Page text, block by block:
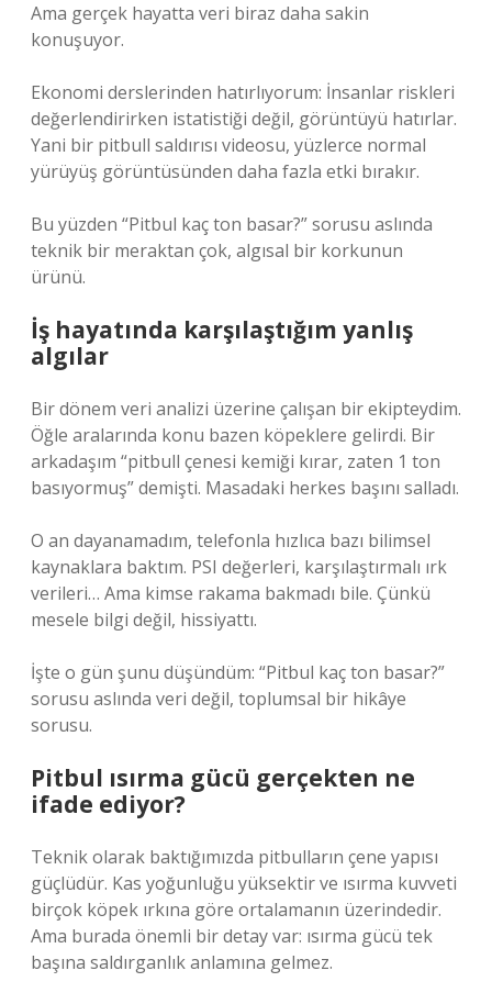
Ama gerçek hayatta veri biraz daha sakin
konuşuyor.
Ekonomi derslerinden hatırlıyorum: İnsanlar riskleri
değerlendirirken istatistiği değil, görüntüyü hatırlar.
Yani bir pitbull saldırısı videosu, yüzlerce normal
yürüyüş görüntüsünden daha fazla etki bırakır.
Bu yüzden “Pitbul kaç ton basar?” sorusu aslında
teknik bir meraktan çok, algısal bir korkunun
ürünü.
İş hayatında karşılaştığım yanlış
algılar
Bir dönem veri analizi üzerine çalışan bir ekipteydim.
Öğle aralarında konu bazen köpeklere gelirdi. Bir
arkadaşım “pitbull çenesi kemiği kırar, zaten 1 ton
basıyormuş” demişti. Masadaki herkes başını salladı.
O an dayanamadım, telefonla hızlıca bazı bilimsel
kaynaklara baktım. PSI değerleri, karşılaştırmalı ırk
verileri… Ama kimse rakama bakmadı bile. Çünkü
mesele bilgi değil, hissiyattı.
İşte o gün şunu düşündüm: “Pitbul kaç ton basar?”
sorusu aslında veri değil, toplumsal bir hikâye
sorusu.
Pitbul ısırma gücü gerçekten ne
ifade ediyor?
Teknik olarak baktığımızda pitbulların çene yapısı
güçlüdür. Kas yoğunluğu yüksektir ve ısırma kuvveti
birçok köpek ırkına göre ortalamanın üzerindedir.
Ama burada önemli bir detay var: ısırma gücü tek
başına saldırganlık anlamına gelmez.